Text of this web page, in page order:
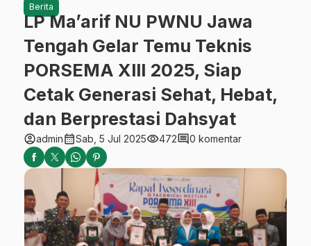
Berita
LP Ma’arif NU PWNU Jawa
Tengah Gelar Temu Teknis
PORSEMA XIII 2025, Siap
Cetak Generasi Sehat, Hebat,
dan Berprestasi Dahsyat
account_circleadmincalendar_monthSab, 5 Jul 2025visibility472comment0 komentar